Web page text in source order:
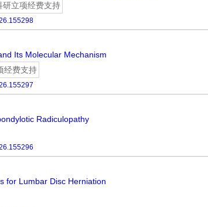
研立项经费支持
Its Molecular Mechanism
经费支持
Radiculopathy
for Lumbar Disc Herniation